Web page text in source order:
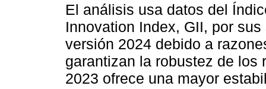
El análisis usa datos del
Innovation Index, GII, por
versión 2024 debido a
garantizan la robustez de los
2023 ofrece una mayor